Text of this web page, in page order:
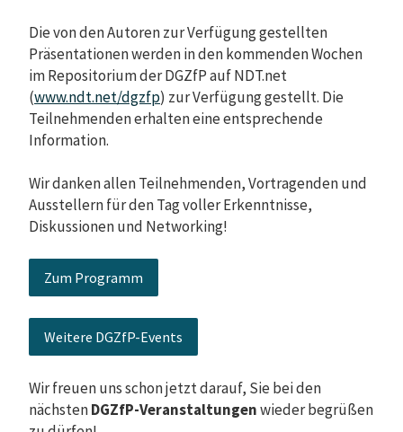
Die von den Autoren zur Verfügung gestellten
Präsentationen werden in den kommenden Wochen
im Repositorium der DGZfP auf NDT.net
(www.ndt.net/dgzfp) zur Verfügung gestellt. Die
Teilnehmenden erhalten eine entsprechende
Information.
Wir danken allen Teilnehmenden, Vortragenden und
Ausstellern für den Tag voller Erkenntnisse,
Diskussionen und Networking!
Zum Programm
Weitere DGZfP-Events
Wir freuen uns schon jetzt darauf, Sie bei den
nächstenDGZfP-Veranstaltungenwieder begrüßen